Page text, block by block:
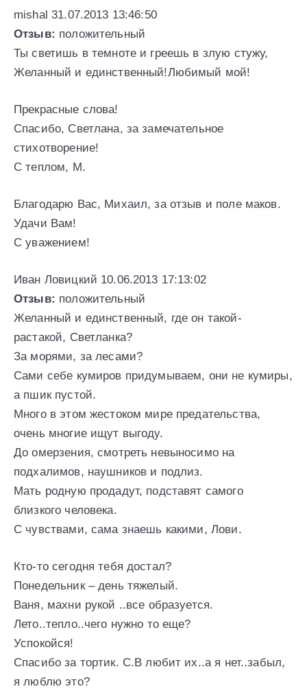
mishal 31.07.2013 13:46:50
Отзыв: положительный
Ты светишь в темноте и греешь в злую стужу,
Желанный и единственный!Любимый мой!
Прекрасные слова!
Спасибо, Светлана, за замечательное
стихотворение!
С теплом, М.
Благодарю Вас, Михаил, за отзыв и поле маков.
Удачи Вам!
С уважением!
Иван Ловицкий 10.06.2013 17:13:02
Отзыв: положительный
Желанный и единственный, где он такой-
растакой, Светланка?
За морями, за лесами?
Сами себе кумиров придумываем, они не кумиры,
а пшик пустой.
Много в этом жестоком мире предательства,
очень многие ищут выгоду.
До омерзения, смотреть невыносимо на
подхалимов, наушников и подлиз.
Мать родную продадут, подставят самого
близкого человека.
С чувствами, сама знаешь какими, Лови.
Кто-то сегодня тебя достал?
Понедельник – день тяжелый.
Ваня, махни рукой ..все образуется.
Лето..тепло..чего нужно то еще?
Успокойся!
Спасибо за тортик. С.В любит их..а я нет..забыл,
я люблю это?